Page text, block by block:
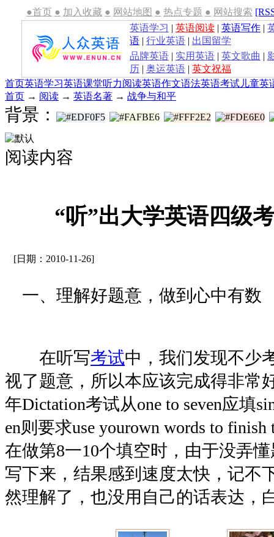
●首页 ● 加入收藏 ● 网站地图 ● 热点专题 ● 网站搜索
英语学习 | 英语阅读 | 英语写作 |
语 | 行业英语 | 出国留学
品牌英语 | 实用英语 | 英文歌曲 |
历 | 奥运英语 | 英文祝福
首页英语学习英语课堂听力阅读英语作文语法英语考试 儿童英
首页 → 阅读 → 英语名著 → 战争与和平
背景：
阅读内容
“听”出大学英语四级
[日期：2010-11-26]
一、理解好题意，做到心中有数
在听写考试中，我们发现不少
视了题意，所以本应该完成得非常
年Dictation考试从one to seven应填
en则要求use yourown words to finish
在做第8一10个填空时，由于没弄
写下来，结果感到速度太快，记不
然理解了，也没用自己的话表达，